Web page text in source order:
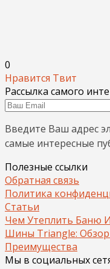
0
Нравится Твит
Рассылка самого
Введите Ваш адрес
самые интересные
Полезные ссылки
Обратная связь
Политика
Статьи
Чем Утеплить Баню
Шины Triangle:
Преимущества
Мы в социальных